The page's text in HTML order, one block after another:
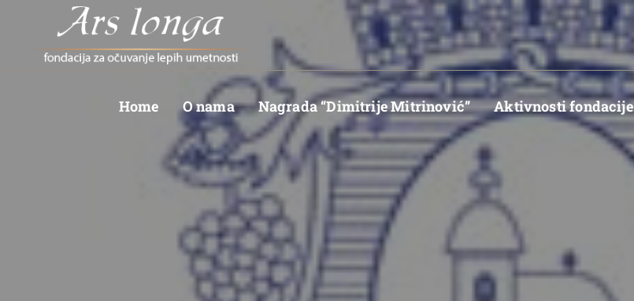
Home O nama Nagrada “Dimitrije Mitrinović” Aktivnosti fondacije